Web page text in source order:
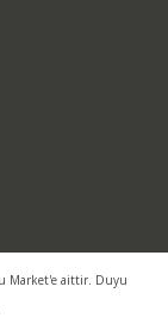
Market'e aittir. Duyu